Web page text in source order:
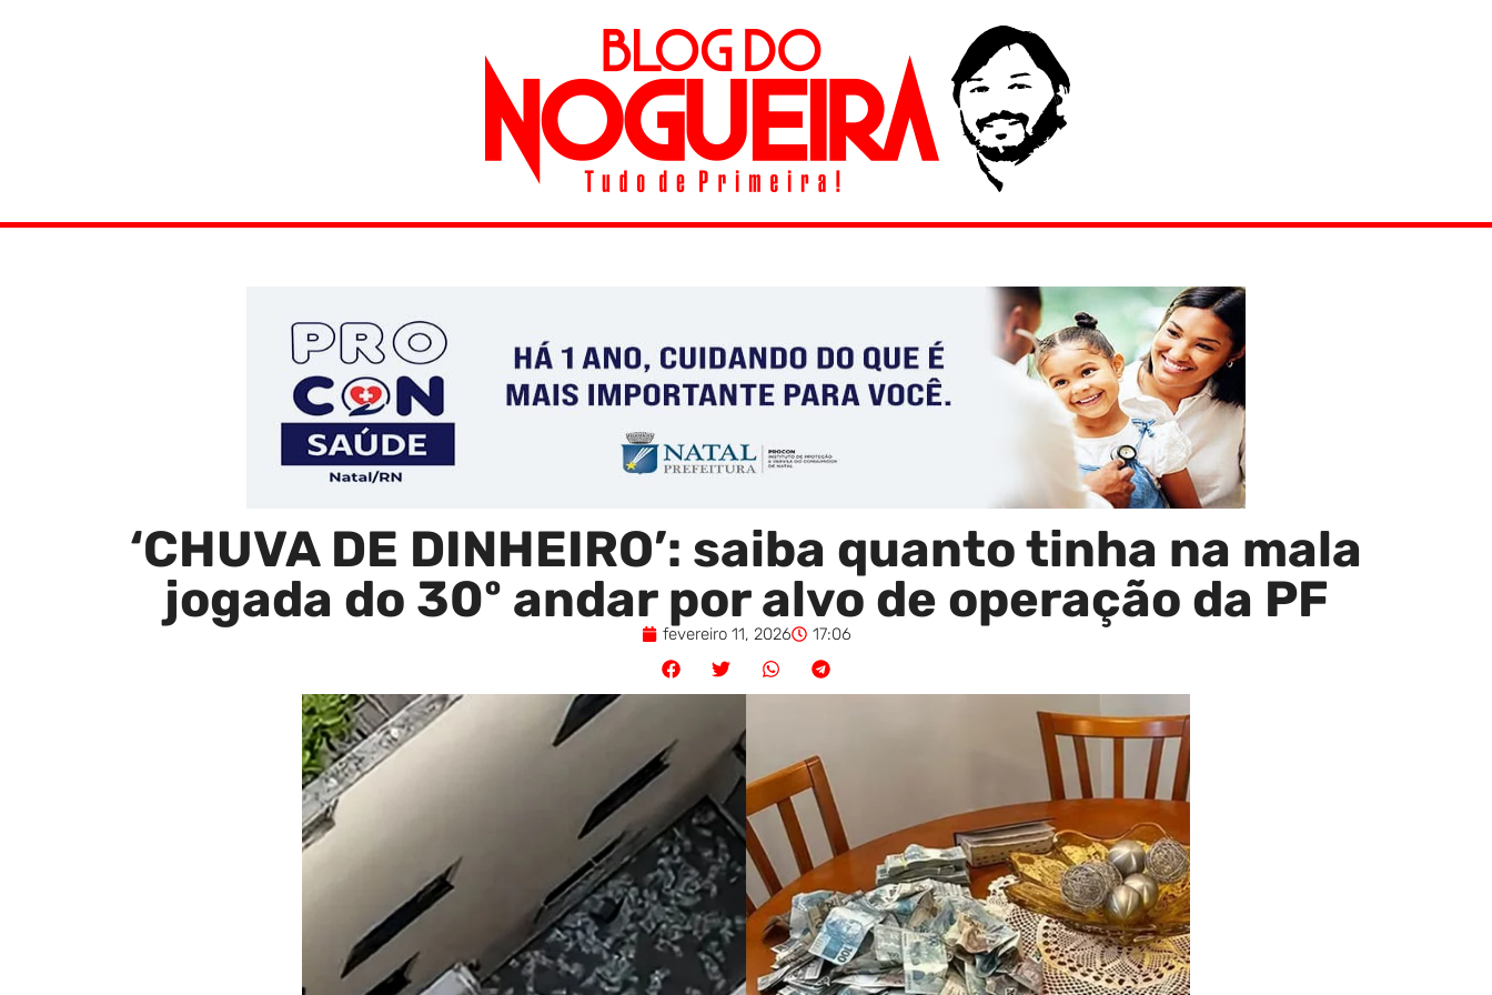
‘CHUVA DE DINHEIRO’: saiba quanto tinha na mala
jogada do 30º andar por alvo de operação da PF
fevereiro 11, 2026 17:06